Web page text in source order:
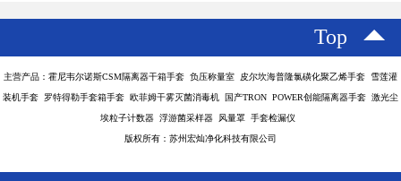
Top
主营产品：霍尼韦尔诺斯CSM隔离器干箱手套 负压称量室 皮尔坎海普隆氯磺化聚乙烯手套 雪莲灌
装机手套 罗特得勒手套箱手套 欧菲姆干雾灭菌消毒机 国产TRON POWER创能隔离器手套 激光尘
埃粒子计数器 浮游菌采样器 风量罩 手套检漏仪
版权所有：苏州宏灿净化科技有限公司